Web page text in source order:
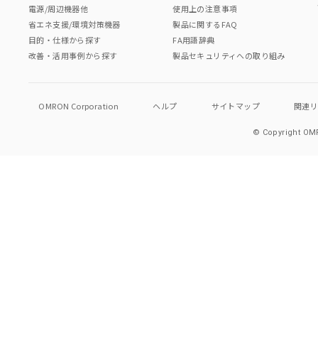
電源/周辺機器他
省エネ支援/環境対策機器
目的・仕様から探す
改善・活用事例から探す
使用上の注意事項
製品に関するFAQ
FA用語辞典
製品セキュリティへの取り組み
OMRON Corporation ヘルプ サイトマップ 関連
© Copyright